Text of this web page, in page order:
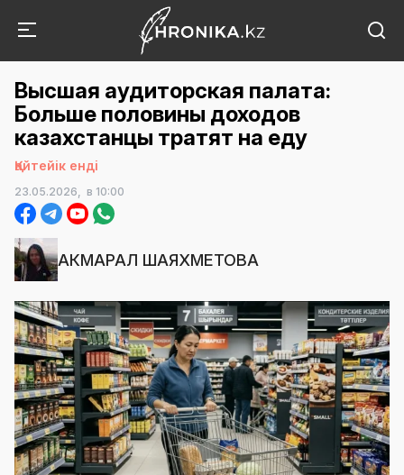
Высшая аудиторская палата:
Больше половины доходов
казахстанцы тратят на еду
Қайтейік енді
23.05.2026, в 10:00
АКМАРАЛ ШАЯХМЕТОВА